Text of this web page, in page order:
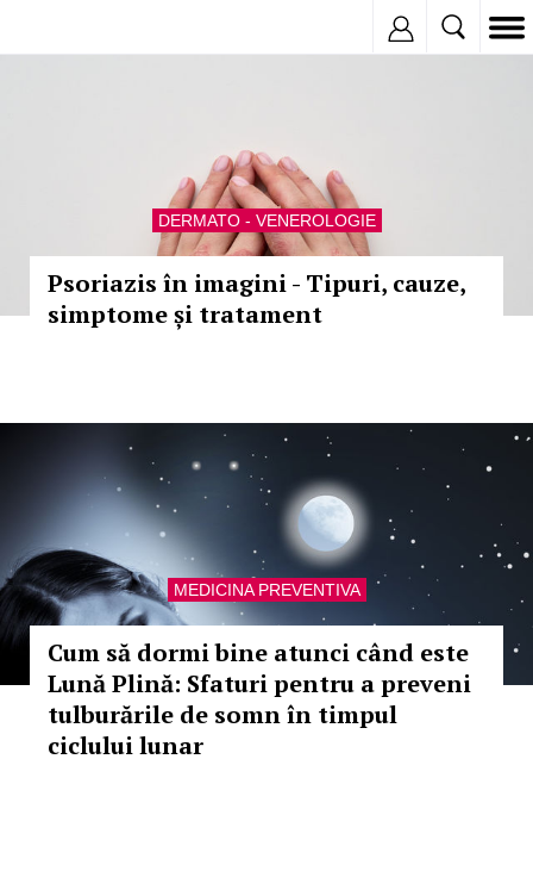
DERMATO - VENEROLOGIE
Psoriazis în imagini - Tipuri, cauze,
simptome și tratament
MEDICINA PREVENTIVA
Cum să dormi bine atunci când este
Lună Plină: Sfaturi pentru a preveni
tulburările de somn în timpul
ciclului lunar